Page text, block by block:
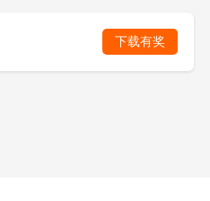
下载有奖